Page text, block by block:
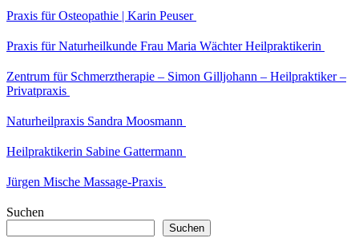
Praxis für Osteopathie | Karin Peuser
Praxis für Naturheilkunde Frau Maria Wächter Heilpraktikerin
Zentrum für Schmerztherapie – Simon Gilljohann – Heilpraktiker –
Privatpraxis
Naturheilpraxis Sandra Moosmann
Heilpraktikerin Sabine Gattermann
Jürgen Mische Massage-Praxis
Suchen
Suchen